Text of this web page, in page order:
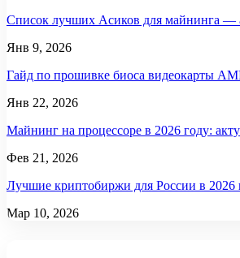
Список лучших Асиков для майнинга —
Янв 9, 2026
Гайд по прошивке биоса видеокарты
Янв 22, 2026
Майнинг на процессоре в 2026 году:
Фев 21, 2026
Лучшие криптобиржи для России в 2026
Мар 10, 2026